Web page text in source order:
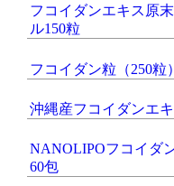
フコイダンエキス原
ル150粒
フコイダン粒（250粒）
沖縄産フコイダンエ
NANOLIPOフコイダ
60包